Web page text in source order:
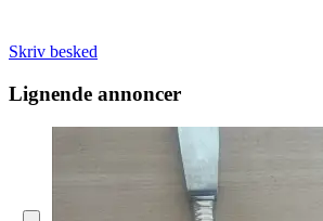
Skriv besked
Lignende annoncer